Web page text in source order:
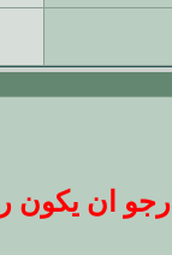
ارجو ان يكون